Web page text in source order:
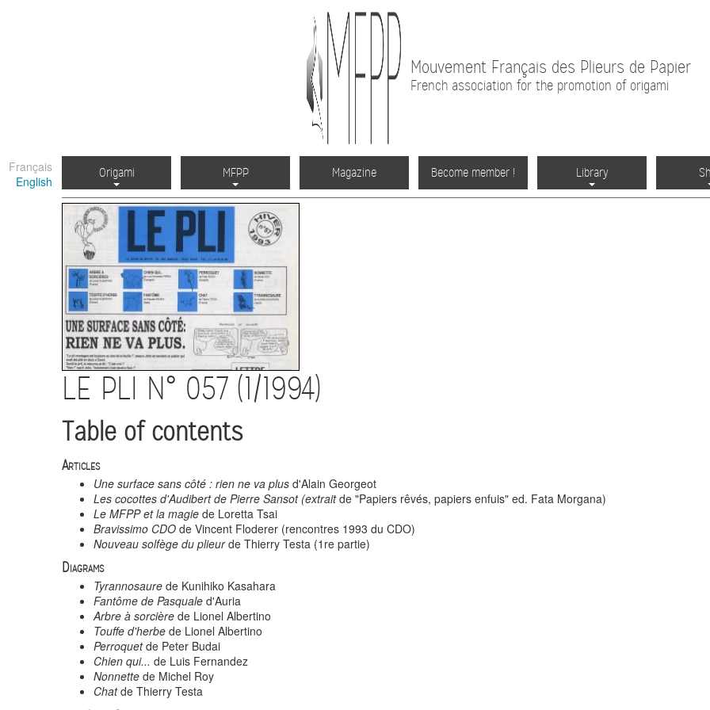
Mouvement Français des Plieurs de Papier
French association for the promotion of origami
Français
English
Origami MFPP Magazine Become member ! Library
LE PLI N° 057 (1/1994)
Table of contents
Articles
Une surface sans côté : rien ne va plus d'Alain Georgeot
Les cocottes d'Audibert de Pierre Sansot (extraitde "Papiers rêvés, papiers enfuis" ed. Fata Morgana)
Le MFPP et la magie de Loretta Tsai
Bravissimo CDO de Vincent Floderer (rencontres 1993 du CDO)
Nouveau solfège du plieurde Thierry Testa (1re partie)
Diagrams
Tyrannosaure de Kunihiko Kasahara
Fantôme de Pasquale d'Auria
Arbre à sorcière de Lionel Albertino
Touffe d'herbe de Lionel Albertino
Perroquetde Peter Budai
Chien qui... de Luis Fernandez
Nonnette de Michel Roy
Chatde Thierry Testa